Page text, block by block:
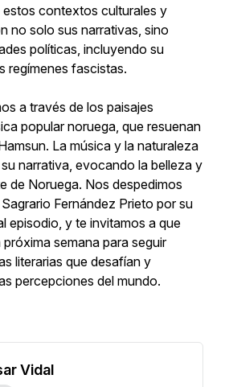
contextos culturales y
no solo sus narrativas, sino
políticas, incluyendo su
regímenes fascistas.
a través de los paisajes
popular noruega, que resuenan
La música y la naturaleza
narrativa, evocando la belleza y
de Noruega. Nos despedimos
Fernández Prieto por su
episodio, y te invitamos a que
semana para seguir
literarias que desafían y
percepciones del mundo.
Vidal